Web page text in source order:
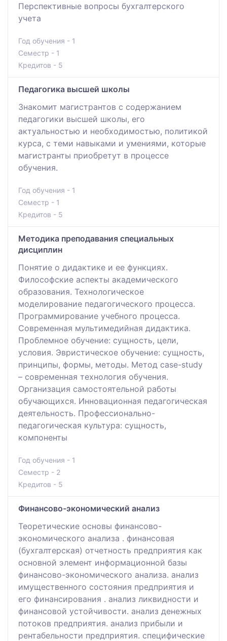
Перспективные вопросы бухгалтерского
учета
Год обучения - 1
Семестр - 1
Кредитов - 5
Педагогика высшей школы
Знакомит магистрантов с содержанием
педагогики высшей школы, его
актуальностью и необходимостью, политикой
курса, с теми навыками и умениями, которые
магистранты приобретут в процессе
обучения.
Год обучения - 1
Семестр - 1
Кредитов - 5
Методика преподавания специальных
дисциплин
Понятие о дидактике и ее функциях.
Философские аспекты академического
образования. Технологическое
моделирование педагогического процесса.
Программирование учебного процесса.
Современная мультимедийная дидактика.
Проблемное обучение: сущность, цели,
условия. Эвристическое обучение: сущность,
принципы, формы, методы. Метод case-study
– современная технология обучения.
Организация самостоятельной работы
обучающихся. Инновационная педагогическая
деятельность. Профессионально-
педагогическая культура: сущность,
компоненты
Год обучения - 1
Семестр - 2
Кредитов - 5
Финансово-экономический анализ
Теоретические основы финансово-
экономического анализа . финансовая
(бухгалтерская) отчетность предприятия как
основной элемент информационной базы
финансово-экономического анализа. анализ
имущественного состояния предприятия и
его финансирования . анализ ликвидности и
финансовой устойчивости. анализ денежных
потоков предприятия. анализ прибыли и
рентабельности предприятия. специфические